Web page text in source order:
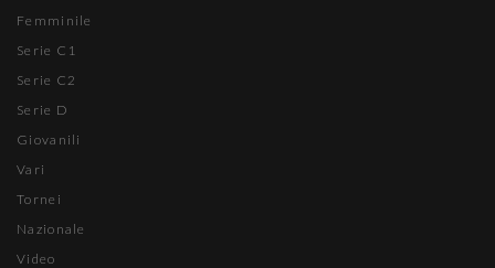
Femminile
Serie C1
Serie C2
Serie D
Giovanili
Vari
Tornei
Nazionale
Video